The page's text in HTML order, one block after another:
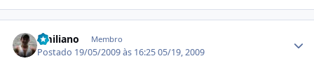
Emiliano Membro
Postado 19/05/2009 às 16:2505/19, 2009